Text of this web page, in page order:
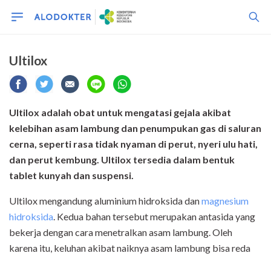
Ultilox
Ultilox adalah obat untuk mengatasi gejala akibat
kelebihan asam lambung dan penumpukan gas di saluran
cerna, seperti rasa tidak nyaman di perut, nyeri ulu hati,
dan perut kembung. Ultilox tersedia dalam bentuk
tablet kunyah dan suspensi.
Ultilox mengandung aluminium hidroksida danmagnesium
hidroksida. Kedua bahan tersebut merupakan antasida yang
bekerja dengan cara menetralkan asam lambung. Oleh
karena itu, keluhan akibat naiknya asam lambung bisa reda